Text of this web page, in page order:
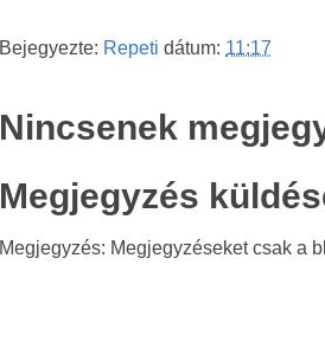
Bejegyezte: Repeti dátum: 11:17
Nincsenek
Megjegyzés
Megjegyzés: Megjegyzéseket csak a